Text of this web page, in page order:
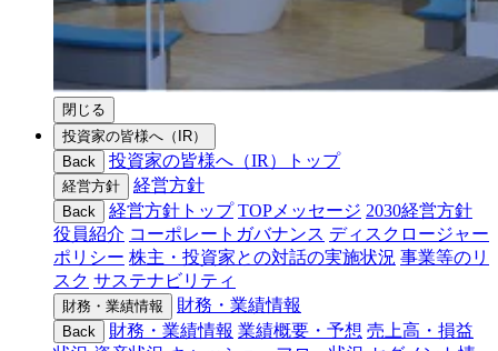
閉じる
投資家の皆様へ（IR）
Back
投資家の皆様へ（IR）トップ
経営方針 経営方針
Back 経営方針トップ TOPメッセージ 2030経営方針
役員紹介 コーポレートガバナンス ディスクロージャー
ポリシー 株主・投資家との対話の実施状況 事業等のリ
スク サステナビリティ
財務・業績情報 財務・業績情報
Back 財務・業績情報 業績概要・予想 売上高・損益